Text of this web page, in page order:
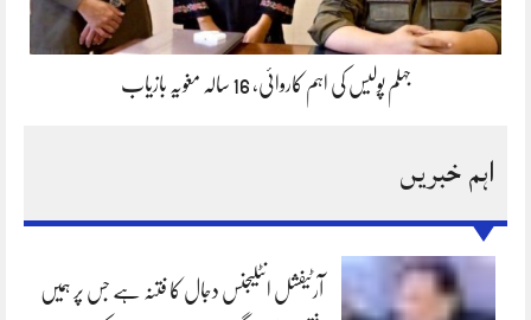
جہلم پولیس کی اہم کاروائی، 16 سالہ مغویہ بازیاب
اہم خبریں
آرٹیفشل انٹلیجنس دجال کا فتنہ ہے جس پر ہمیں